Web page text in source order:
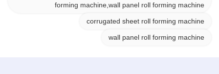
forming machine,wall panel roll forming machine
corrugated sheet roll forming machine
wall panel roll forming machine